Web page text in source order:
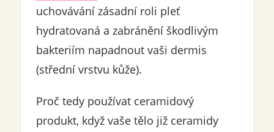
uchovávání zásadní roli pleť
hydratovaná a zabránění škodlivým
bakteriím napadnout vaši dermis
(střední vrstvu kůže).
Proč tedy používat ceramidový
produkt, když vaše tělo již ceramidy